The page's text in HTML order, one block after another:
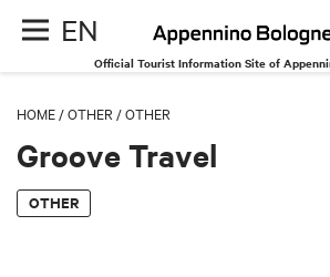
EN
Official Tourist Information Site of
HOME /OTHER /OTHER
Groove Travel
OTHER